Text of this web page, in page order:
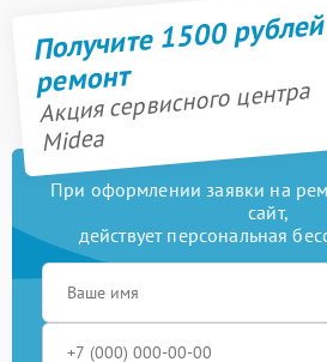
Получите 1500
ремонт
Акция сервисного центра
Midea
При оформлении заявки на
сайт,
действует персональная